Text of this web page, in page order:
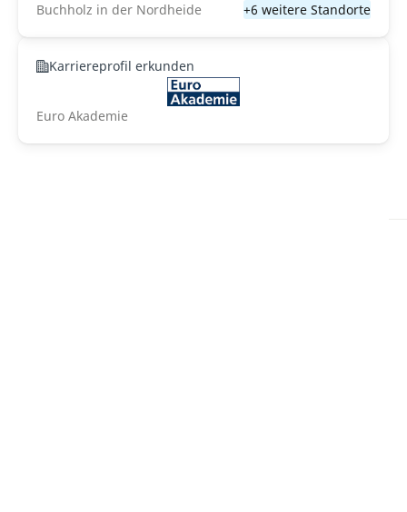
Buchholz in der Nordheide
+6 weitere Standorte
Karriereprofil erkunden
Euro Akademie